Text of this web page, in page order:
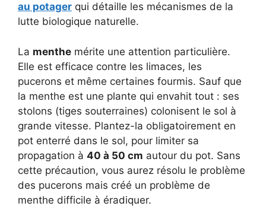
au potager qui détaille les mécanismes de la
lutte biologique naturelle.
La menthe mérite une attention particulière.
Elle est efficace contre les limaces, les
pucerons et même certaines fourmis. Sauf que
la menthe est une plante qui envahit tout : ses
stolons (tiges souterraines) colonisent le sol à
grande vitesse. Plantez-la obligatoirement en
pot enterré dans le sol, pour limiter sa
propagation à 40 à 50 cm autour du pot. Sans
cette précaution, vous aurez résolu le problème
des pucerons mais créé un problème de
menthe difficile à éradiquer.